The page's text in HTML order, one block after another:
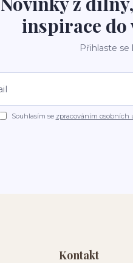
inspirace do
Přihlaste se
Souhlasím se zpracováním osobních
Kontakt